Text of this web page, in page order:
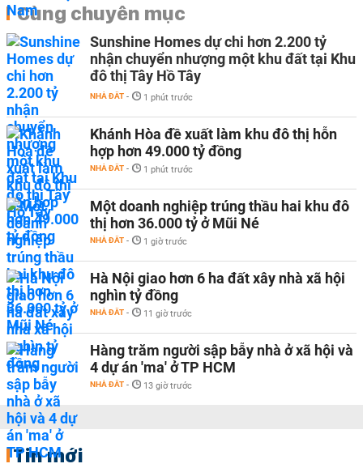
Cùng chuyên mục
Sunshine Homes dự chi hơn 2.200 tỷ
nhận chuyển nhượng một khu đất tại Khu
đô thị Tây Hồ Tây
NHÀ ĐẤT - 1 phút trước
Khánh Hòa đề xuất làm khu đô thị hỗn
hợp hơn 49.000 tỷ đồng
NHÀ ĐẤT - 1 phút trước
Một doanh nghiệp trúng thầu hai khu đô
thị hơn 36.000 tỷ ở Mũi Né
NHÀ ĐẤT - 1 giờ trước
Hà Nội giao hơn 6 ha đất xây nhà xã hội
nghìn tỷ đồng
NHÀ ĐẤT - 11 giờ trước
Hàng trăm người sập bẫy nhà ở xã hội và
4 dự án 'ma' ở TP HCM
NHÀ ĐẤT - 13 giờ trước
Tin mới